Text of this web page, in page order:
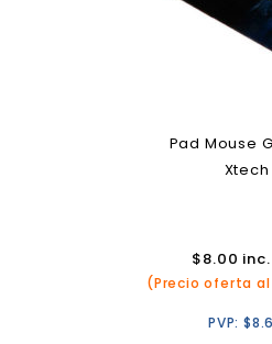
Pad Mouse
Xtech
$8.00
(Precio oferta
PVP: $